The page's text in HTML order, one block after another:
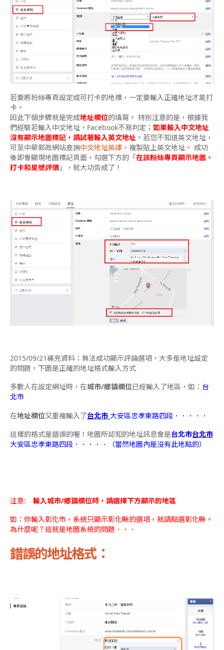
若要將粉絲專頁設定成可打卡的地標，一定要輸入正確地址才能打
卡。
因此下個步驟就是完成地址欄位的填寫。 特別注意的是，根據我
們經驗若輸入中文地址，Facebook不易判定； 如果輸入中文地址
沒有顯示地圖標記，請試著輸入英文地址 。若您不知道英文地址，
可至中華郵政網站查詢中文地址英譯 ，複製貼上英文地址。 成功
後即會顯現地圖標記頁面，勾選下方的「在該粉絲專頁顯示地圖、
打卡和星號評價 」，就大功告成了！
2015/09/21補充資料：無法成功顯示評論選項，大多是地址設定
的問題，下圖是正確的地址格式輸入方式
多數人在設定網址時，在城市/鄉鎮欄位已經輸入了地區，如： 台
北市
在地址欄位又重複輸入了台北市 大安區忠孝東路四段．．．．．
這樣的格式是錯誤的喔！地圖所認知的地址訊息會是台北市台北市
大安區忠孝東路四段．．．．．（當然地圖內是沒有此地點的）
注意: 輸入城市/鄉鎮欄位時，請選擇下方顯示的地區
如：你輸入彰化市，系統只顯示彰化縣的選項，就請點選彰化縣。
為什麼呢？這就是地圖系統的問題．．．
錯誤的地址格式：